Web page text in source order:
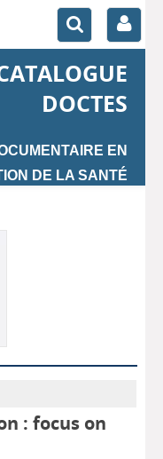
DOCTES
EN
DE LA SANTÉ
: focus on